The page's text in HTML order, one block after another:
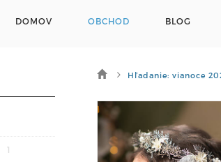
DOMOV OBCHOD BLOG
1
Hľadanie: vianoce